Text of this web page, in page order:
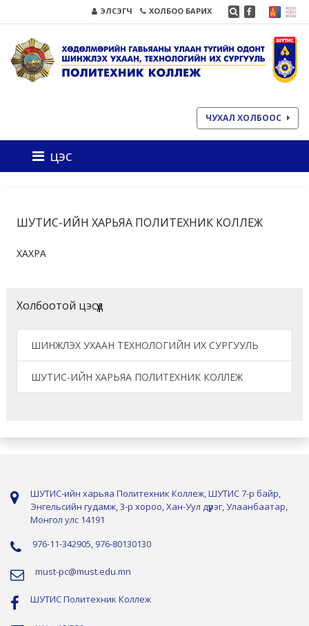
ЭЛСЭГЧ ХОЛБОО БАРИХ
ЧУХАЛ ХОЛБООС
цэс
ШУТИС-ИЙН ХАРЬЯА ПОЛИТЕХНИК КОЛЛЕЖ
ХАХРА
Холбоотой цэсүүд
ШИНЖЛЭХ УХААН ТЕХНОЛОГИЙН ИХ СУРГУУЛЬ
ШУТИС-ИЙН ХАРЬЯА ПОЛИТЕХНИК КОЛЛЕЖ
ШУТИС-ийн харьяа Политехник Коллеж, ШУТИС 7-р байр,
Энгельсийн гудамж, 3-р хороо, Хан-Уул дүүрэг, Улаанбаатар,
Монгол улс 14191
976-11-342905, 976-80130130
must-pc@must.edu.mn
ШУТИС Политехник Коллеж